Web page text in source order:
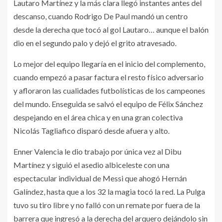
Lautaro Martínez y la más clara llegó instantes antes del
descanso, cuando Rodrigo De Paul mandó un centro
desde la derecha que tocó al gol Lautaro… aunque el balón
dio en el segundo palo y dejó el grito atravesado.
Lo mejor del equipo llegaría en el inicio del complemento,
cuando empezó a pasar factura el resto físico adversario
y afloraron las cualidades futbolísticas de los campeones
del mundo. Enseguida se salvó el equipo de Félix Sánchez
despejando en el área chica y en una gran colectiva
Nicolás Tagliafico disparó desde afuera y alto.
Enner Valencia le dio trabajo por única vez al Dibu
Martínez y siguió el asedio albiceleste con una
espectacular individual de Messi que ahogó Hernán
Galíndez, hasta que a los 32 la magia tocó la red. La Pulga
tuvo su tiro libre y no falló con un remate por fuera de la
barrera que ingresó a la derecha del arquero dejándolo sin